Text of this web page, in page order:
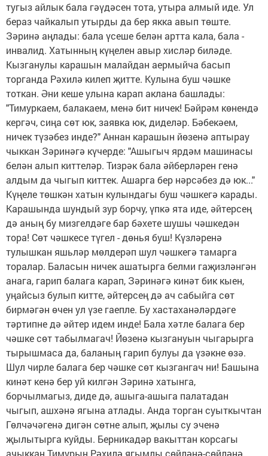
тугыз айлык бала гәүдәсен тота, утыра алмый иде. Ул
бераз чайкалып утырды да бер якка авып төште.
Зәринә аңлады: бала үсеше белән артта кала, бала -
инвалид. Хатынның күңелен авыр хисләр биләде.
Кызганулы карашын малайдан аермыйча басып
торганда Рәхилә килеп җитте. Кулына буш чәшке
тоткан. Әни кеше улына карап аклана башлады:
"Тимуркаем, балакаем, менә бит ничек! Бәйрәм көнендә
кергәч, сиңа сөт юк, заявка юк, диделәр. Бәбекәем,
ничек түзәбез инде?" Аннан карашын йөзенә аптырау
чыккан Зәринәгә күчерде: "Ашыгыч ярдәм машинасы
белән алып киттеләр. Тизрәк бала әйберләрен генә
алдым да чыгып киттек. Ашарга бер нәрсәбез дә юк..."
Күңеле төшкән хатын кулындагы буш чәшкегә карады.
Карашында шундый зур борчу, үпкә ята иде, әйтерсең
дә аның бу мизгелдәге бар бәхете шушы чәшкедән
тора! Сөт чәшкесе түгел - дөнья буш! Күзләренә
тулышкан яшьләр мөлдерәп шул чәшкегә тамарга
торалар. Баласын ничек ашатырга белми гаҗизләнгән
анага, гарип балага карап, Зәринәгә кинәт бик кыен,
уңайсыз булып китте, әйтерсең дә ач сабыйга сөт
бирмәгән өчен ул үзе гаепле. Бу хастаханәләрдәге
тәртипне дә әйтер идем инде! Бала хәтле балага бер
чәшке сөт табылмагач! Йөзенә кызгануын чыгарырга
тырышмаса да, баланың гарип булуы да үзәкне өзә.
Шул чирле балага бер чәшке сөт кызгангач ни! Башына
кинәт кенә бер уй килгән Зәринә хатынга,
борчылмагыз, диде дә, ашыга-ашыга палатадан
чыгып, ашхәнә ягына атлады. Анда торган суыткычтан
Гөлчәчәгенә дигән сөтне алып, җылы су эченә
җылытырга куйды. Берникадәр вакыттан корсагы
ачыккан Тимурын Рәхилә ягымлы сөйләнә-сөйләнә